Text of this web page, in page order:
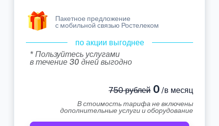
Пакетное предложение
с мобильной связью Ростелеком
по акции выгоднее
* Пользуйтесь услугами
в течение 30 дней выгодно
750 рублей0 /в месяц
В стоимость тарифа не включены
дополнительные услуги и оборудование